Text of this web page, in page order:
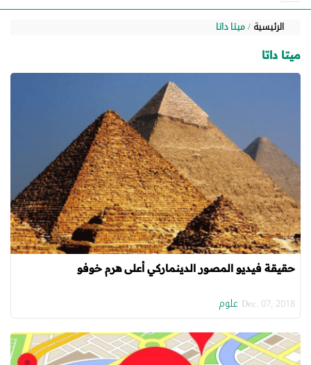
الرئيسية ميتا داتا
ميتا داتا
حقيقة فيديو المصور الدينماركي أعلى هرم خوفو
Dec. 07, 2018 علوم